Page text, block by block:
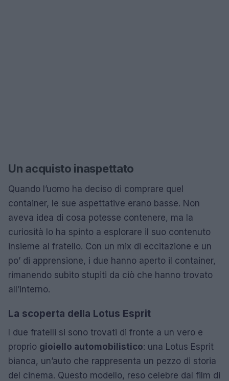
Un acquisto inaspettato
Quando l’uomo ha deciso di comprare quel
container, le sue aspettative erano basse. Non
aveva idea di cosa potesse contenere, ma la
curiosità lo ha spinto a esplorare il suo contenuto
insieme al fratello. Con un mix di eccitazione e un
po’ di apprensione, i due hanno aperto il container,
rimanendo subito stupiti da ciò che hanno trovato
all’interno.
La scoperta della Lotus Esprit
I due fratelli si sono trovati di fronte a un vero e
proprio gioiello automobilistico: una Lotus Esprit
bianca, un’auto che rappresenta un pezzo di storia
del cinema. Questo modello, reso celebre dal film di